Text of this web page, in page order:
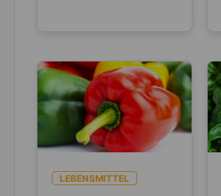
LEBENSMITTEL